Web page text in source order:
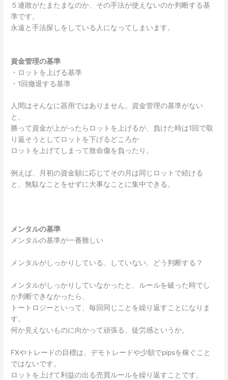
５連敗がたまたまなのか、その手法が使えないのか判断する基
準です。
永遠と手法探しをしている人になってしまいます。
資金管理の基準
・ロットを上げる基準
・1回撤退する基準
人間はそんなに器用ではありません。資金管理の基準がない
と、
勝って資金が上がったらロットを上げるが、負けた時は1回で取
り返そうとしてロットを下げるどころか
ロットを上げてしまって致命傷を負ったり。
例えば、月初の資金額に応じてその月は同じロットで続ける
と、無駄なことをせずに大事なことに集中できる。
メンタルの基準
メンタルの基準が一番難しい
メンタルがしっかりしている、していない、どう判断する？
メンタルがしっかりしていなかったと、ルールを破った時でし
か判断できなかったら、
トートロジーといって、毎回同じことを繰り返すことになりま
す。
何か見えないものに向かって頑張る、徒労感というか。
FXやトレードの目標は、デモトレードや少額でpipsを稼ぐこと
ではないです。
ロットを上げて利益の出る売買ルールを繰り返すことです。